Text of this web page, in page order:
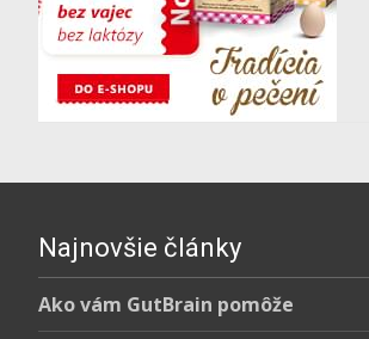
Najnovšie články
Ako vám GutBrain pomôže